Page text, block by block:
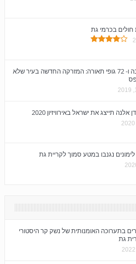
חולים בכרמי גת
14 מטר גובה ו- 72 גופי תאורה: המזרקה החדשה בעיר שלא
אלנה תייצג את ישראל באירוויזיון 2020
בתערוכה האומנותית של נשק קר היסטורי
גת